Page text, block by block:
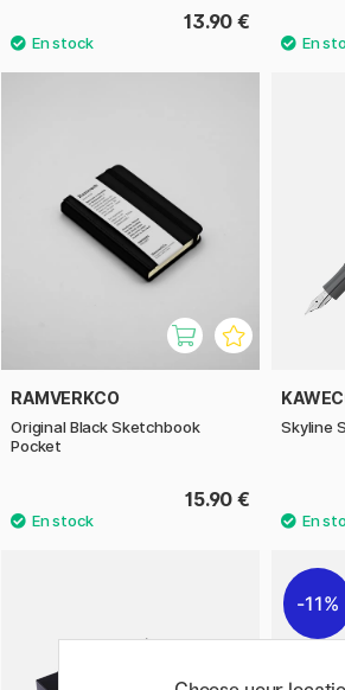
13.90 €
RAMVERKCO
Original Black Sketchbook
Pocket
15.90 €
Skyline
11%